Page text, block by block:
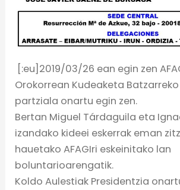
[:eu]2019/03/26 ean egin zen
Orokorrean Kudeaketa
partziala onartu egin zen.
Bertan Miguel Tárdaguila eta
izandako kideei eskerrak eman
hauetako AFAGIri eskeinitako lan
boluntarioarengatik.
Koldo Aulestiak Presidentzia